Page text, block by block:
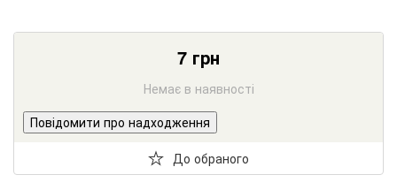
7 грн
Немає в наявності
Повідомити про надходження
До обраного